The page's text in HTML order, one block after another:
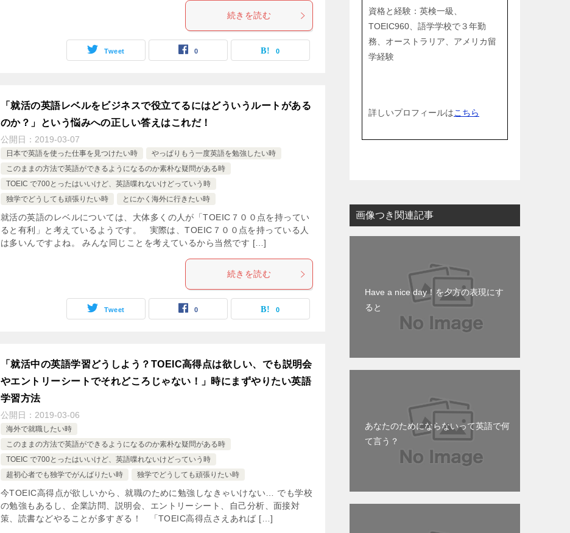
続きを読む
Tweet 0 0
「就活の英語レベルをビジネスで役立てるにはどういうルートがある
のか？」という悩みへの正しい答えはこれだ！
公開日： 2019-03-07
日本で英語を使った仕事を見つけたい時
やっぱりもう一度英語を勉強したい時
このままの方法で英語ができるようになるのか素朴な疑問がある時
TOEIC で700とったはいいけど、英語喋れないけどっていう時
独学でどうしても頑張りたい時
とにかく海外に行きたい時
就活の英語のレベルについては、大体多くの人が「TOEIC７００点を持ってい
ると有利」と考えているようです。 実際は、TOEIC７００点を持っている人
は多いんですよね。 みんな同じことを考えているから当然です […]
続きを読む
Tweet 0 0
「就活中の英語学習どうしよう？TOEIC高得点は欲しい、でも説明会
やエントリーシートでそれどころじゃない！」時にまずやりたい英語
学習方法
公開日： 2019-03-06
海外で就職したい時
このままの方法で英語ができるようになるのか素朴な疑問がある時
TOEIC で700とったはいいけど、英語喋れないけどっていう時
超初心者でも独学でがんばりたい時
独学でどうしても頑張りたい時
今TOEIC高得点が欲しいから、就職のために勉強しなきゃいけない… でも学校
の勉強もあるし、企業訪問、説明会、エントリーシート、自己分析、面接対
策、読書などやることが多すぎる！ 「TOEIC高得点さえあれば […]
資格と経験：英検一級、
TOEIC960、語学学校で３年勤
務、オーストラリア、アメリカ留
学経験
詳しいプロフィールはこちら
画像つき関連記事
Have a nice day！を夕方の表現にす
ると
あなたのためにならないって英語で何
て言う？